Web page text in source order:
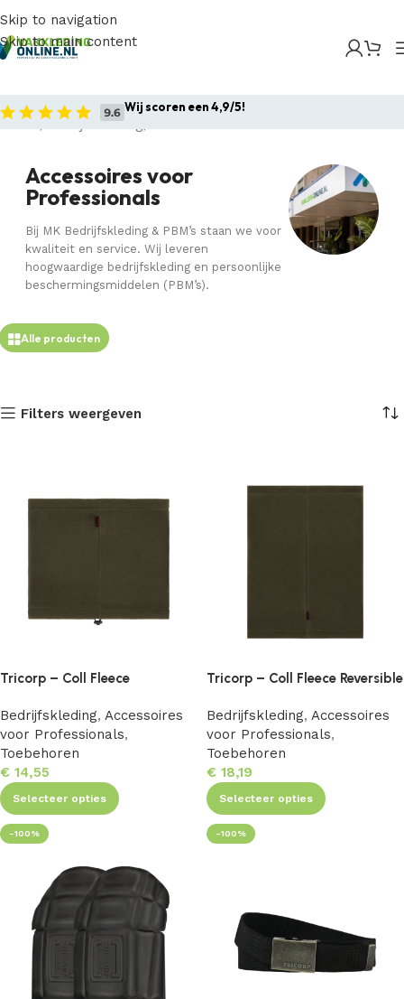
Skip to navigation
Skip to main content
Wij scoren een 4,9/5!
Home Bedrijfskleding
Accessoires voor
Professionals
Bij MK Bedrijfskleding & PBM’s staan we voor
kwaliteit en service. Wij leveren
hoogwaardige bedrijfskleding en persoonlijke
beschermingsmiddelen (PBM’s).
Alle producten
Filters weergeven
Tricorp – Coll Fleece
Bedrijfskleding, Accessoires
voor Professionals,
Toebehoren
€ 14,55
Selecteer opties
Tricorp – Coll Fleece Reversible
Bedrijfskleding, Accessoires
voor Professionals,
Toebehoren
€ 18,19
Selecteer opties
-100% -100%